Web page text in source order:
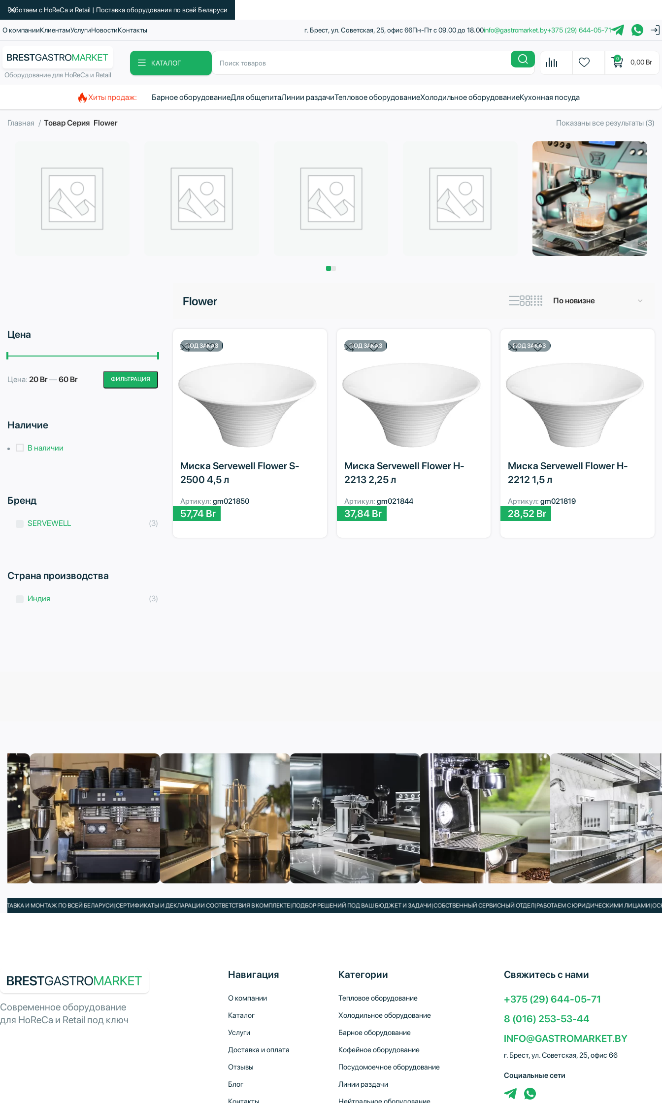
О компанииКлиентамУслугиНовостиКонтакты г. Брест, ул. Советская, 25, офис 66Пн-Пт с 09.00 до 18.00info@gastromarket.by+375 (29) 644-05-71
Оборудование для HoReCa и Retail
КАТАЛОГ
0 0,00 Br
Хиты продаж: Барное оборудованиеДля общепитаЛинии раздачиТепловое оборудованиеХолодильное оборудованиеКухонная посуда
Главная Товар Серия Flower Показаны все результаты (3)
Цена
Минимальная
Максимальная
ФИЛЬТРАЦИЯ
Цена: 20 Br—60 Br
Наличие
В наличии
Бренд
SERVEWELL (3)
Страна производства
Индия (3)
Flower
ПОД ЗАКАЗ
Миска Servewell Flower S-
2500 4,5 л
Артикул: gm021850
57,74 Br
ПОД ЗАКАЗ
Миска Servewell Flower H-
2213 2,25 л
Артикул: gm021844
37,84 Br
ПОД ЗАКАЗ
Миска Servewell Flower H-
2212 1,5 л
Артикул:gm021819
28,52 Br
И МОНТАЖ ПО ВСЕЙ БЕЛАРУСИ|СЕРТИФИКАТЫ И ДЕКЛАРАЦИИ СООТВЕТСТВИЯ В КОМПЛЕКТЕ|ПОДБОР РЕШЕНИЙ ПОД ВАШ БЮДЖЕТ И ЗАДАЧИ|СОБСТВЕННЫЙ СЕРВИСНЫЙ ОТДЕЛ|РАБОТАЕМ С ЮРИДИЧЕСКИМИ ЛИЦАМИ|
Современное оборудование
для HoReCa и Retail под ключ
Навигация
О компании
Каталог
Услуги
Доставка и оплата
Отзывы
Блог
Категории
Тепловое оборудование
Холодильное оборудование
Барное оборудование
Кофейное оборудование
Посудомоечное оборудование
Линии раздачи
Свяжитесь с нами
+375 (29) 644-05-71
8 (016) 253-53-44
INFO@GASTROMARKET.BY
г. Брест, ул. Советская, 25, офис 66
Социальные сети
Работаем с HoReCa и Retail | Поставка оборудования по всей Беларуси